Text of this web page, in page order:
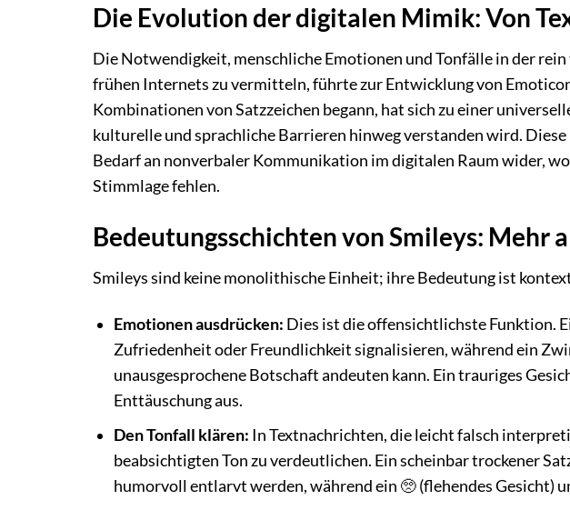
Die Evolution der digitalen Mimik: Von
Die Notwendigkeit, menschliche Emotionen und Tonfälle in der
frühen Internets zu vermitteln, führte zur Entwicklung von
Kombinationen von Satzzeichen begann, hat sich zu einer
kulturelle und sprachliche Barrieren hinweg verstanden wird.
Bedarf an nonverbaler Kommunikation im digitalen Raum wider,
Stimmlage fehlen.
Bedeutungsschichten von Smileys: Mehr
Smileys sind keine monolithische Einheit; ihre Bedeutung ist
Emotionen ausdrücken: Dies ist die offensichtlichste Funktion.
Zufriedenheit oder Freundlichkeit signalisieren, während ein
unausgesprochene Botschaft andeuten kann. Ein trauriges
Enttäuschung aus.
Den Tonfall klären: In Textnachrichten, die leicht falsch
beabsichtigten Ton zu verdeutlichen. Ein scheinbar trockener
humorvoll entlarvt werden, während ein 🥺 (flehendes Gesicht)